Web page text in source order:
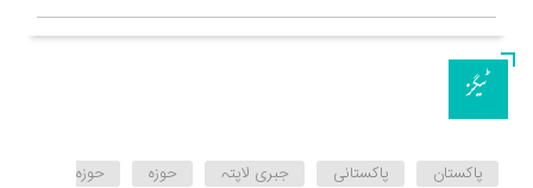
ٹیگز
پاکستان پاکستانی جبری لاپتہ حوزہ
حوزہ